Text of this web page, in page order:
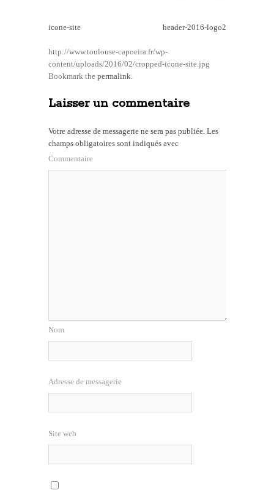
icone-site header-2016-logo2
http://www.toulouse-capoeira.fr/wp-
content/uploads/2016/02/cropped-icone-site.jpg
Bookmark the permalink
Laisser un commentaire
Votre adresse de messagerie ne sera pas publiée. Les
champs obligatoires sont indiqués avec
Commentaire
Nom
Adresse de messagerie
Site web